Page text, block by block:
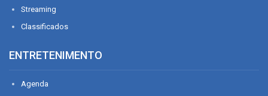
Streaming
Classificados
ENTRETENIMENTO
Agenda